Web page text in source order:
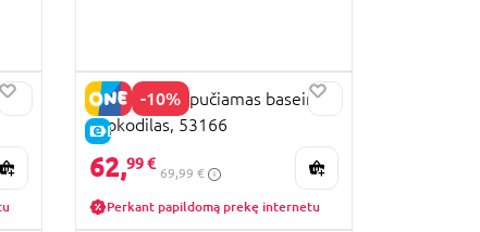
-10%
E-KAINA
BESTWAY pripučiamas baseinas
Krokodilas, 53166
62,99 €
69,99 €
Perkant papildomą prekę internetu